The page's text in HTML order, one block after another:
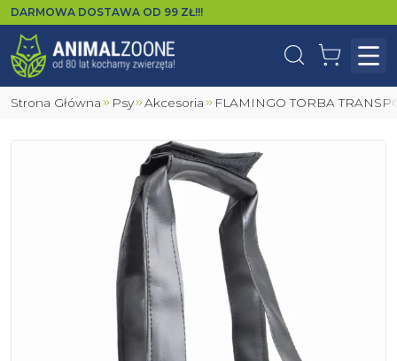
DARMOWA DOSTAWA OD 99 ZŁ!!!
WyszukajKoszyk
Strona Główna Psy Akcesoria FLAMINGO TORBA